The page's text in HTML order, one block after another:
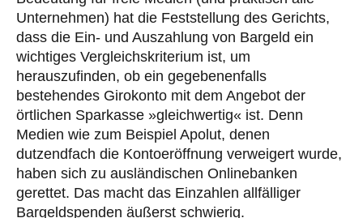
Unternehmen) hat die Feststellung des Gerichts,
dass die Ein- und Auszahlung von Bargeld ein
wichtiges Vergleichskriterium ist, um
herauszufinden, ob ein gegebenenfalls
bestehendes Girokonto mit dem Angebot der
örtlichen Sparkasse »gleichwertig« ist. Denn
Medien wie zum Beispiel Apolut, denen
dutzendfach die Kontoeröffnung verweigert wurde,
haben sich zu ausländischen Onlinebanken
gerettet. Das macht das Einzahlen allfälliger
Bargeldspenden äußerst schwierig.